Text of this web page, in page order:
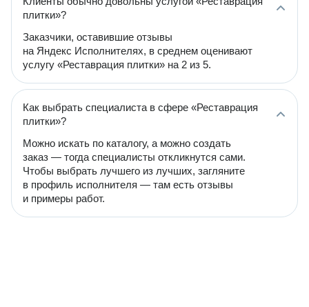
плитки»?
Заказчики, оставившие отзывы
на Яндекс Исполнителях, в среднем оценивают
услугу «Реставрация плитки» на 2 из 5.
Как выбрать специалиста в сфере «Реставрация
плитки»?
Можно искать по каталогу, а можно создать
заказ — тогда специалисты откликнутся сами.
Чтобы выбрать лучшего из лучших, загляните
в профиль исполнителя — там есть отзывы
и примеры работ.